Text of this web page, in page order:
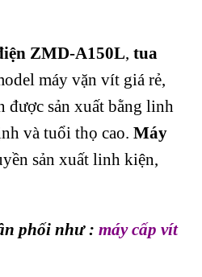
ZMD-A150L, tua
máy vặn vít giá rẻ,
được sản xuất bằng linh
và tuổi thọ cao. Máy
sản xuất linh kiện,
phối như: máy cấp vít